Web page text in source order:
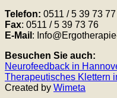
Telefon: 0511 / 5 39 73 77
Fax: 0511 / 5 39 73 76
E-Mail :
Besuchen Sie auch:
Neurofeedback in
Therapeutisches Klettern
Created by Wimeta